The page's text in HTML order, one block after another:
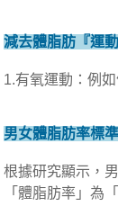
減去體脂肪『運
1.有氧運動：例
男女體脂肪率標準
根據研究顯示，
「體脂肪率」為